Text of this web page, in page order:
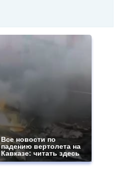
Все новости по
падению вертолета на
Кавказе: читать здесь